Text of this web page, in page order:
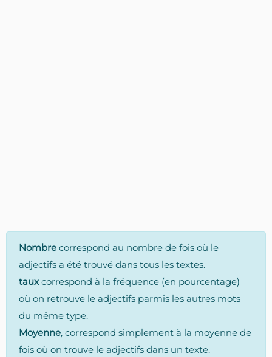
Nombre correspond au nombre de fois où le
adjectifs a été trouvé dans tous les textes.
tauxcorrespond à la fréquence (en pourcentage)
où on retrouve le adjectifs parmis les autres mots
du même type.
Moyenne, correspond simplement à la moyenne de
fois où on trouve le adjectifs dans un texte.